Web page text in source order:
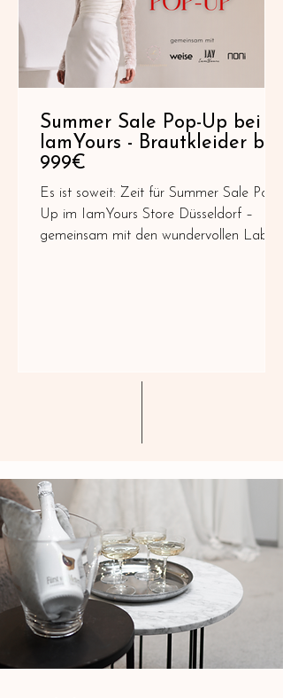
Summer Sale Pop-Up bei
IamYours - Brautkleider bis
999€
Es ist soweit: Zeit für Summer Sale Pop-
Up im IamYours Store Düsseldorf –
gemeinsam mit den wundervollen Labels
Stresemannstraße 3, 40210 Düsseldorf